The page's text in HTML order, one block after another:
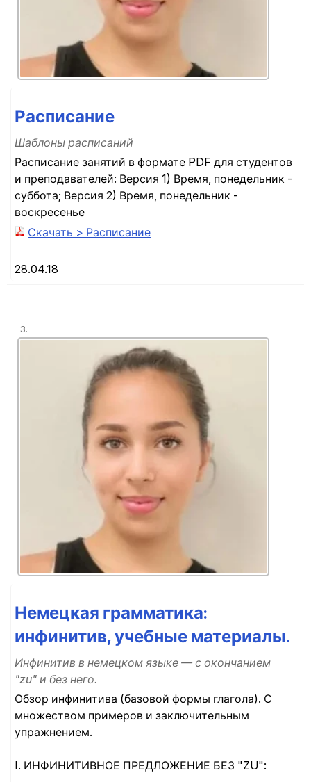
Расписание
Шаблоны расписаний
Расписание занятий в формате PDF для студентов
и преподавателей: Версия 1) Время, понедельник -
суббота; Версия 2) Время, понедельник -
воскресенье
Скачать > Расписание
28.04.18
3.
Немецкая грамматика:
инфинитив, учебные материалы.
Инфинитив в немецком языке — с окончанием
"zu" и без него.
Обзор инфинитива (базовой формы глагола). С
множеством примеров и заключительным
упражнением.
I. ИНФИНИТИВНОЕ ПРЕДЛОЖЕНИЕ БЕЗ "ZU":